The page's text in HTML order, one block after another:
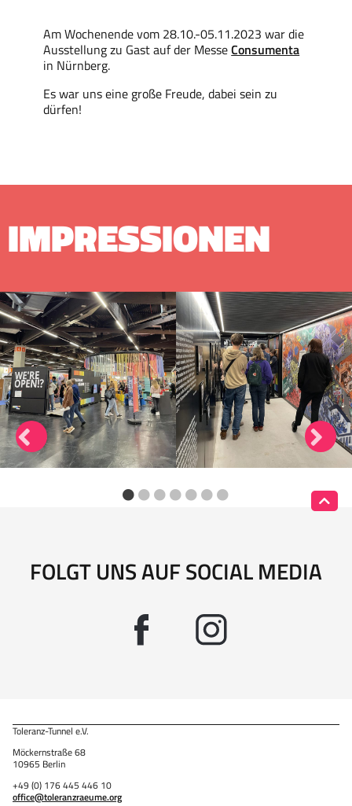
Am Wochenende vom 28.10.-05.11.2023 war die
Ausstellung zu Gast auf der MesseConsumenta
in Nürnberg.
Es war uns eine große Freude, dabei sein zu
dürfen!
IMPRESSIONEN
FOLGT UNS AUF SOCIAL MEDIA
Toleranz-Tunnel e.V.
Möckernstraße 68
10965 Berlin
+49 (0) 176 445 446 10
office@toleranzraeume.org